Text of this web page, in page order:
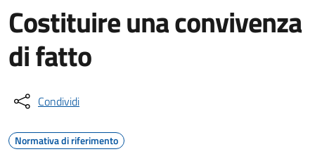
Costituire una convivenza
di fatto
Condividi
Normativa di riferimento